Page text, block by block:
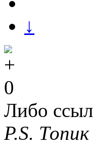
↓
0
Либо
P.S.